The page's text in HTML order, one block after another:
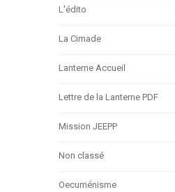
L'édito
La Cimade
Lanterne Accueil
Lettre de la Lanterne PDF
Mission JEEPP
Non classé
Oecuménisme